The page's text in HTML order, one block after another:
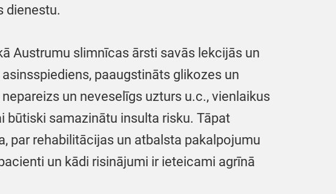
dienestu.
Austrumu slimnīcas ārsti savās lekcijās un
paaugstināts glikozes un
un neveselīgs uzturs u.c., vienlaikus
samazinātu insulta risku. Tāpat
par rehabilitācijas un atbalsta pakalpojumu
un kādi risinājumi ir ieteicami agrīnā